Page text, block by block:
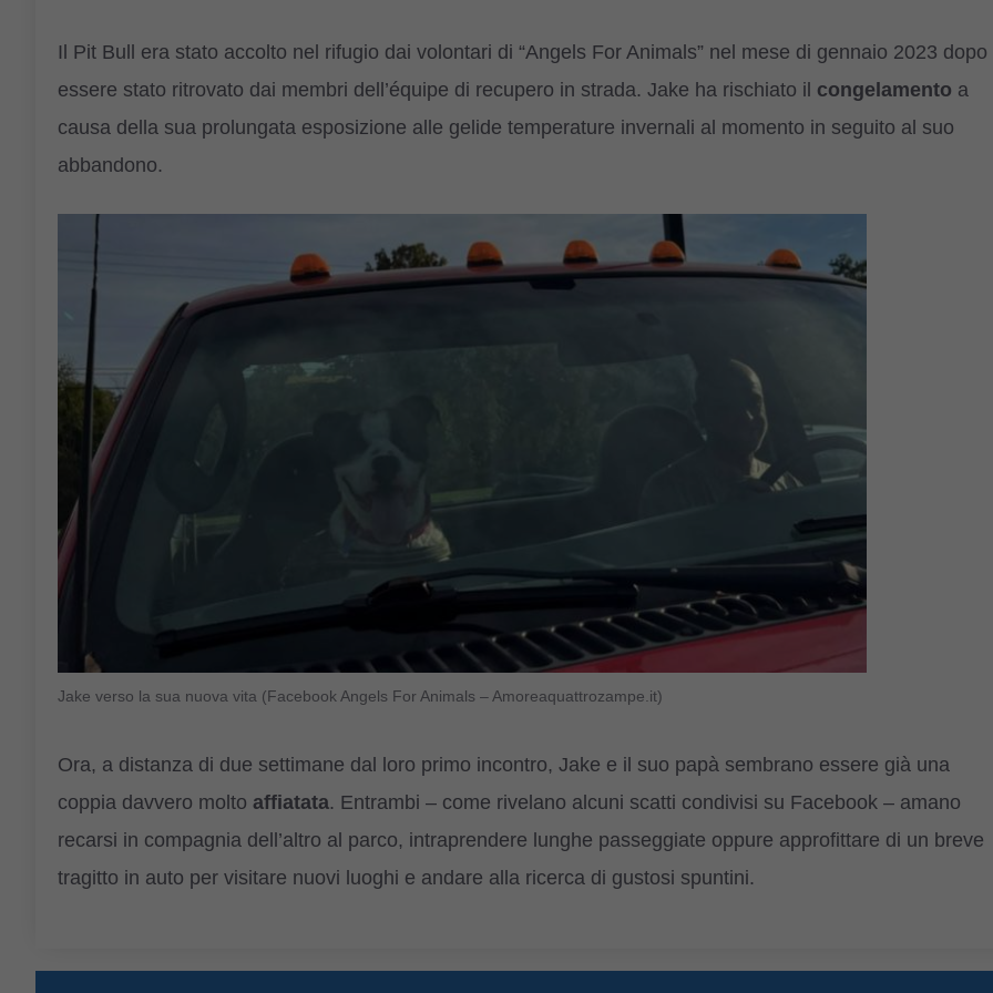
Il Pit Bull era stato accolto nel rifugio dai volontari di “Angels For Animals” nel mese di gennaio 2023 dopo
essere stato ritrovato dai membri dell’équipe di recupero in strada. Jake ha rischiato il congelamento a
causa della sua prolungata esposizione alle gelide temperature invernali al momento in seguito al suo
abbandono.
Jake verso la sua nuova vita (Facebook Angels For Animals – Amoreaquattrozampe.it)
Ora, a distanza di due settimane dal loro primo incontro, Jake e il suo papà sembrano essere già una
coppia davvero molto affiatata. Entrambi – come rivelano alcuni scatti condivisi su Facebook – amano
recarsi in compagnia dell’altro al parco, intraprendere lunghe passeggiate oppure approfittare di un breve
tragitto in auto per visitare nuovi luoghi e andare alla ricerca di gustosi spuntini.